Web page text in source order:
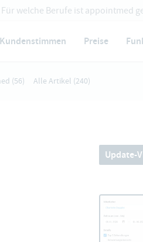
Für welche Berufe ist appointmed
Kundenstimmen Preise
(56) Alle Artikel (240)
Update-